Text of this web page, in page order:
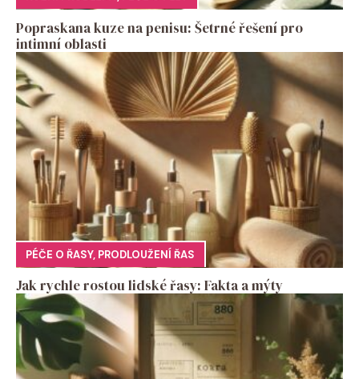
Popraskana kuze na penisu: Šetrné řešení pro
intimní oblasti
PÉČE O ŘASY, PRODLOUŽENÍ ŘAS
Jak rychle rostou lidské řasy: Fakta a mýty